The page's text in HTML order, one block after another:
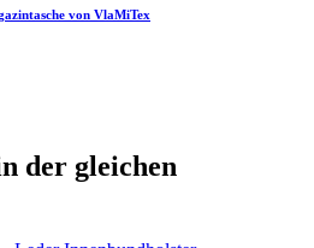
von VlaMiTex
der gleichen